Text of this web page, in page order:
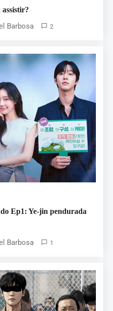
Barbosa 2
Ep1: Ye-jin pendurada
Barbosa 1